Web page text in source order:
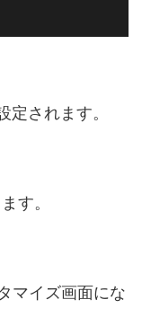
定されます。
す。
マイズ画面にな